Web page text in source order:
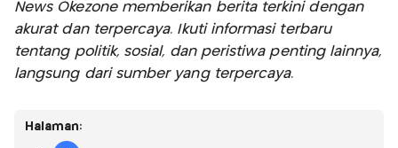
News Okezone memberikan berita terkini dengan
akurat dan terpercaya. Ikuti informasi terbaru
tentang politik, sosial, dan peristiwa penting lainnya,
langsung dari sumber yang terpercaya.
Halaman: